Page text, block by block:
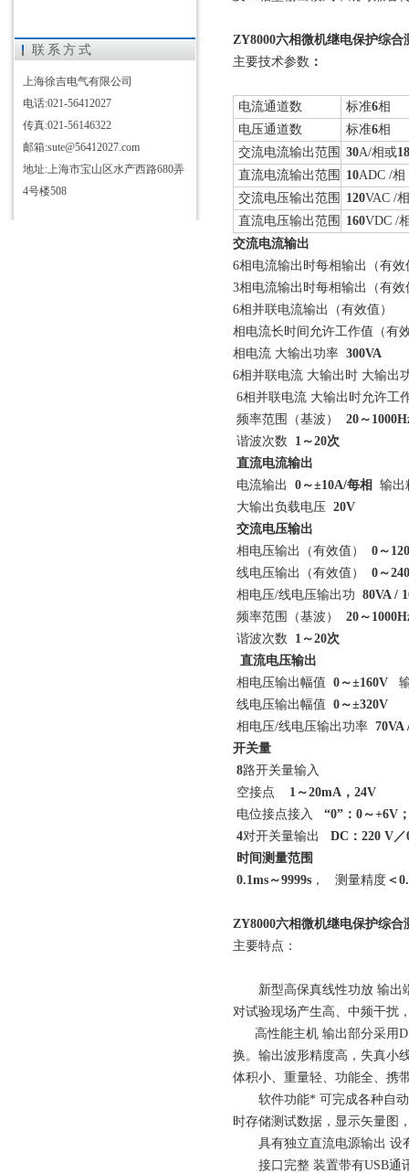
联系方式
上海徐吉电气有限公司
电话:021-56412027
传真:021-56146322
邮箱:sute@56412027.com
地址:上海市宝山区水产西路680弄
4号楼508
ZY8000六相微机继电保护综合
主要技术参数 ：
电流通道数 标准6相
电压通道数
标准6相
交流电流输出范围 30A/相或
直流电流输出范围
10ADC /相
交流电压输出范围
120VAC /相
直流电压输出范围
160VDC /
交流电流输出
6相电流输出时每相输出（有
3相电流输出时每相输出（有
6相并联电流输出（有效值）
相电流长时间允许工作值（有
相电流 大输出功率 300VA
6相并联电流 大输出时 大输出
6相并联电流 大输出时允许工
频率范围（基波） 20～
谐波次数
1 ～20次
直流电流输出
电流输出 0 ～±10A/每相
输
大输出负载电压 20V
交流电压输出
相电压输出（有效值） 0 ～
线电压输出（有效值）
0～
相电压/线电压输出功 80VA /
频率范围（基波） 20～
谐波次数
1 ～20次
直流电压输出
相电压输出幅值 0 ～±160V
线电压输出幅值 0 ～±320V
相电压/线电压输出功率 70VA
开关量
8路开关量输入
空接点
1 ～20mA，24V
电位接点接入 “0”： 0 ～+6V
4对开关量输出 DC ： 220 V／
时间测量范围
0.1ms～9999s ， 测量精度 ＜
ZY8000六相微机继电保护综合
主要特点：
新型高保真线性功放 输出
对试验现场产生高、中频干扰
高性能主机 输出部分采用
换。输出波形精度高，失真小
体积小、重量轻、功能全、携
软件功能* 可完成各种自
时存储测试数据，显示矢量图
具有独立直流电源输出 设
接口完整 装置带有USB通